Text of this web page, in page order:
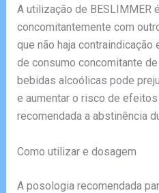
A utilização de BESLIMMER
concomitantemente com
que não haja
de consumo concomitante
bebidas alcoólicas pode
e aumentar o risco de
recomendada a abstinência
Como utilizar e dosagem
A posologia recomendada